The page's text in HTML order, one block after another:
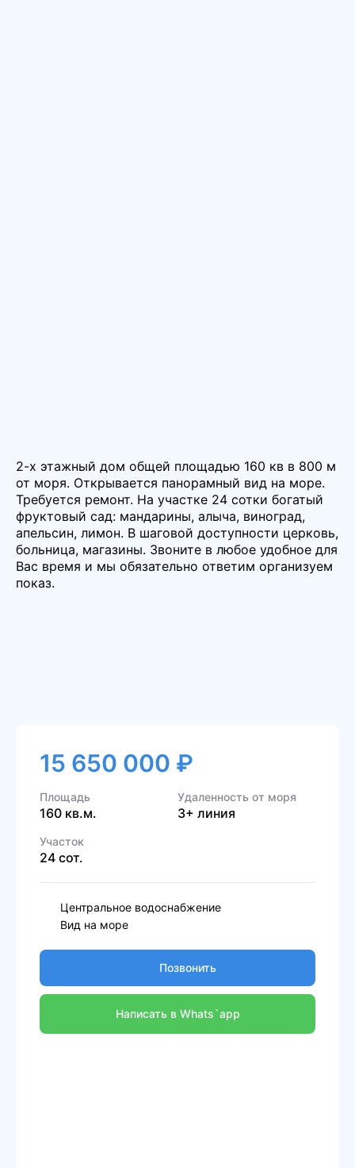
2-х этажный дом общей площадью 160 кв в 800 м
от моря. Открывается панорамный вид на море.
Требуется ремонт. На участке 24 сотки богатый
фруктовый сад: мандарины, алыча, виноград,
апельсин, лимон. В шаговой доступности церковь,
больница, магазины. Звоните в любое удобное для
Вас время и мы обязательно ответим организуем
показ.
15 650 000 ₽
Площадь
160 кв.м.
Удаленность от моря
3+ линия
Участок
24 сот.
Центральное водоснабжение
Вид на море
Позвонить
Написать в Whats`app